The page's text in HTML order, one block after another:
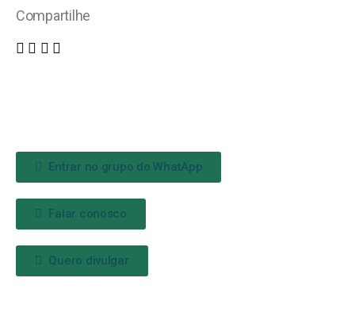
Compartilhe
Entrar no grupo do WhatApp
Falar conosco
Quero divulgar